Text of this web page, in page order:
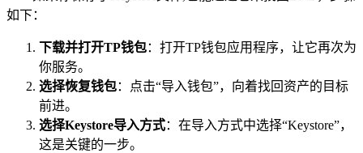
如下：
下载并打开TP钱包：打开TP钱包应用程序，让它再次为
你服务。
选择恢复钱包：点击“导入钱包”，向着找回资产的目标
前进。
选择Keystore导入方式：在导入方式中选择“Keystore”，
这是关键的一步。